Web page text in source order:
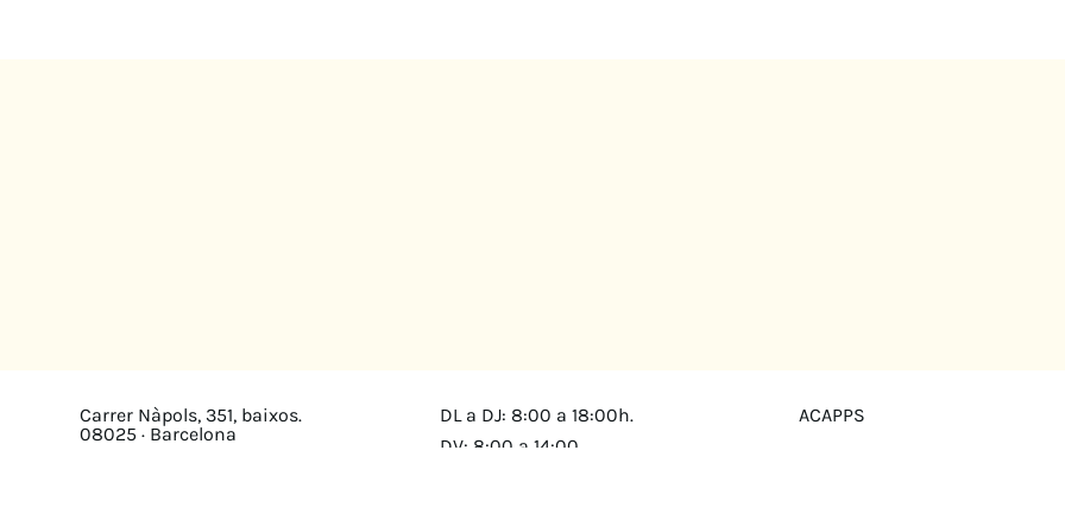
Carrer Nàpols, 351, baixos.
08025 · Barcelona
DL a DJ: 8:00 a 18:00h.
DV: 8:00 a 14:00
ACAPPS